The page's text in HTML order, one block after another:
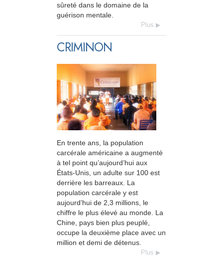
sûreté dans le domaine de la
guérison mentale.
Plus
CRIMINON
En trente ans, la population
carcérale américaine a augmenté
à tel point qu’aujourd’hui aux
États-Unis, un adulte sur 100 est
derrière les barreaux. La
population carcérale y est
aujourd’hui de 2,3 millions, le
chiffre le plus élevé au monde. La
Chine, pays bien plus peuplé,
occupe la deuxième place avec un
million et demi de détenus.
Plus